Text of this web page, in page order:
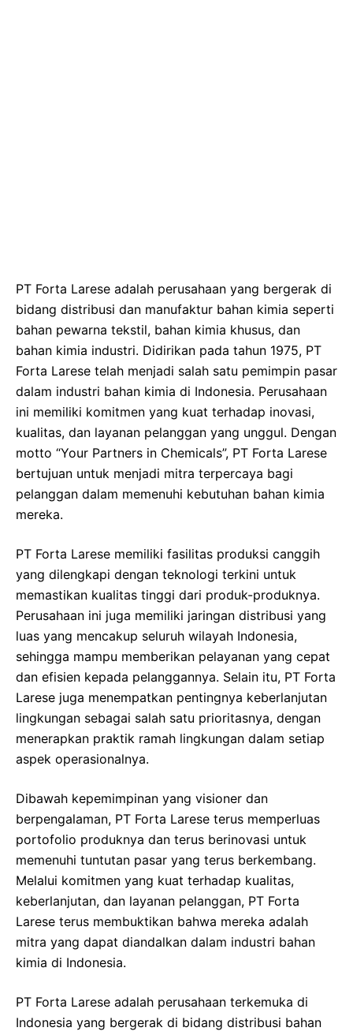
PT Forta Larese adalah perusahaan yang bergerak di
bidang distribusi dan manufaktur bahan kimia seperti
bahan pewarna tekstil, bahan kimia khusus, dan
bahan kimia industri. Didirikan pada tahun 1975, PT
Forta Larese telah menjadi salah satu pemimpin pasar
dalam industri bahan kimia di Indonesia. Perusahaan
ini memiliki komitmen yang kuat terhadap inovasi,
kualitas, dan layanan pelanggan yang unggul. Dengan
motto “Your Partners in Chemicals”, PT Forta Larese
bertujuan untuk menjadi mitra terpercaya bagi
pelanggan dalam memenuhi kebutuhan bahan kimia
mereka.
PT Forta Larese memiliki fasilitas produksi canggih
yang dilengkapi dengan teknologi terkini untuk
memastikan kualitas tinggi dari produk-produknya.
Perusahaan ini juga memiliki jaringan distribusi yang
luas yang mencakup seluruh wilayah Indonesia,
sehingga mampu memberikan pelayanan yang cepat
dan efisien kepada pelanggannya. Selain itu, PT Forta
Larese juga menempatkan pentingnya keberlanjutan
lingkungan sebagai salah satu prioritasnya, dengan
menerapkan praktik ramah lingkungan dalam setiap
aspek operasionalnya.
Dibawah kepemimpinan yang visioner dan
berpengalaman, PT Forta Larese terus memperluas
portofolio produknya dan terus berinovasi untuk
memenuhi tuntutan pasar yang terus berkembang.
Melalui komitmen yang kuat terhadap kualitas,
keberlanjutan, dan layanan pelanggan, PT Forta
Larese terus membuktikan bahwa mereka adalah
mitra yang dapat diandalkan dalam industri bahan
kimia di Indonesia.
PT Forta Larese adalah perusahaan terkemuka di
Indonesia yang bergerak di bidang distribusi bahan